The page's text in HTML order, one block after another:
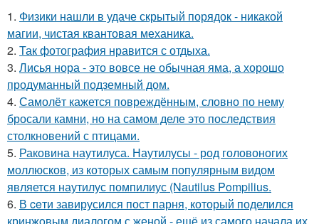
1. Физики нашли в удаче скрытый порядок - никакой
магии, чистая квантовая механика.
2. Так фотография нравится с отдыха.
3. Лисья нора - это вовсе не обычная яма, а хорошо
продуманный подземный дом.
4. Самолёт кажется повреждённым, словно по нему
бросали камни, но на самом деле это последствия
столкновений с птицами.
5. Раковина наутилуса. Наутилусы - род головоногих
моллюсков, из которых самым популярным видом
является наутилус помпилиус (Nautilus Pompilius.
6. В ceти завирусился пост парня, который поделился